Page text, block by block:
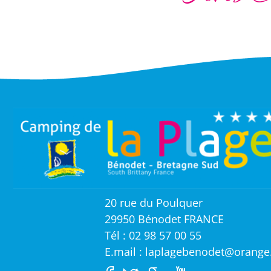
20 rue du Poulquer
29950 Bénodet FRANCE
Tél : 02 98 57 00 55
E.mail :